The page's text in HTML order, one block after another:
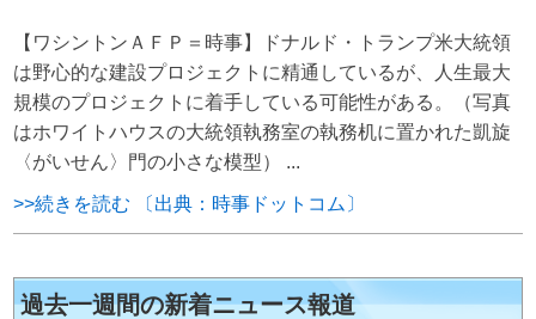
【ワシントンＡＦＰ＝時事】ドナルド・トランプ米大統領
は野心的な建設プロジェクトに精通しているが、人生最大
規模のプロジェクトに着手している可能性がある。（写真
はホワイトハウスの大統領執務室の執務机に置かれた凱旋
〈がいせん〉門の小さな模型） ...
>>続きを読む 〔出典：時事ドットコム〕
過去一週間の新着ニュース報道